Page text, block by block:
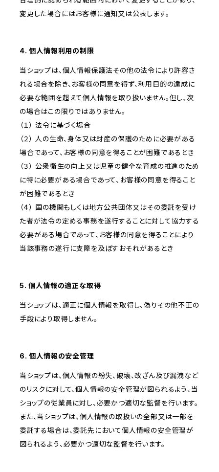
変更した場合にはお客様に通知又は公表します。
4. 個人情報利用の制限
当ショップは、個人情報保護法その他の法令により許容さ
れる場合を除き、お客様の同意を得ず、利用目的の達成に
必要な範囲を超えて個人情報を取り扱いません。但し、次
の場合はこの限りではありません。
（１） 法令に基づく場合
（２） 人の生命、身体又は財産の保護のために必要がある
場合であって、お客様の同意を得ることが困難であるとき
（３） 公衆衛生の向上又は児童の健全な育成の推進のため
に特に必要がある場合であって、お客様の同意を得ること
が困難であるとき
（４） 国の機関もしくは地方公共団体又はその委託を受け
た者が法令の定める事務を遂行することに対して協力する
必要がある場合であって、お客様の同意を得ることにより
当該事務の遂行に支障を及ぼすおそれがあるとき
5. 個人情報の適正な取得
当ショップは、適正に個人情報を取得し、偽りその他不正の
手段により取得しません。
6. 個人情報の安全管理
当ショップは、個人情報の紛失、破壊、改ざん及び漏洩など
のリスクに対して、個人情報の安全管理が図られるよう、当
ショップの従業員に対し、必要かつ適切な監督を行います。
また、当ショップは、個人情報の取扱いの全部又は一部を
委託する場合は、委託先において個人情報の安全管理が
図られるよう、必要かつ適切な監督を行います。